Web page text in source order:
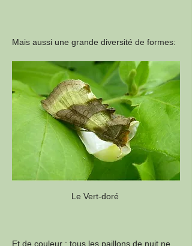
Mais aussi une grande diversité de formes:
Le Vert-doré
Et de couleur ; tous les paillons de nuit ne